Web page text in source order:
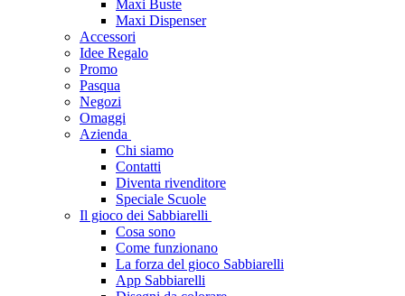
Maxi Buste
Maxi Dispenser
Accessori
Idee Regalo
Promo
Pasqua
Negozi
Omaggi
Azienda
Chi siamo
Contatti
Diventa rivenditore
Speciale Scuole
Il gioco dei Sabbiarelli
Cosa sono
Come funzionano
La forza del gioco Sabbiarelli
App Sabbiarelli